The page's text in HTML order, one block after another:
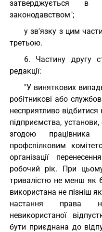
затверджується в
законодавством";
у зв'язку з цим
третьою.
6. Частину другу
редакції:
"У виняткових
робітникові або
несприятливо
підприємства, установи,
згодою
профспілковим
організації
робочий рік. При
тривалістю не менш як
використана не пізніш
настання права
невикористаної
бути приєднана до